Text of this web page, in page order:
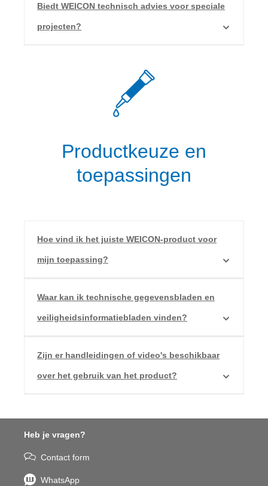
Biedt WEICON technisch advies voor speciale
projecten?
Productkeuze en
toepassingen
Hoe vind ik het juiste WEICON-product voor
mijn toepassing?
Waar kan ik technische gegevensbladen en
veiligheidsinformatiebladen vinden?
Zijn er handleidingen of video's beschikbaar
over het gebruik van het product?
Heb je vragen?
Contact form
WhatsApp